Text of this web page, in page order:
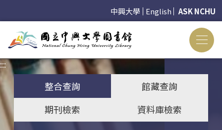
中興大學 English ASK NCHU
:::
整合查詢
館藏查詢
期刊檢索
資料庫檢索